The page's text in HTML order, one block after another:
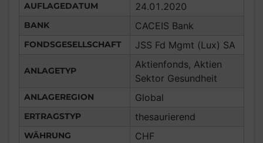
AUFLAGEDATUM 24.01.2020
BANK CACEIS Bank
FONDSGESELLSCHAFT JSS Fd Mgmt (Lux) SA
ANLAGETYP
Aktienfonds, Aktien
Sektor Gesundheit
ANLAGEREGION Global
ERTRAGSTYP thesaurierend
WÄHRUNG CHF